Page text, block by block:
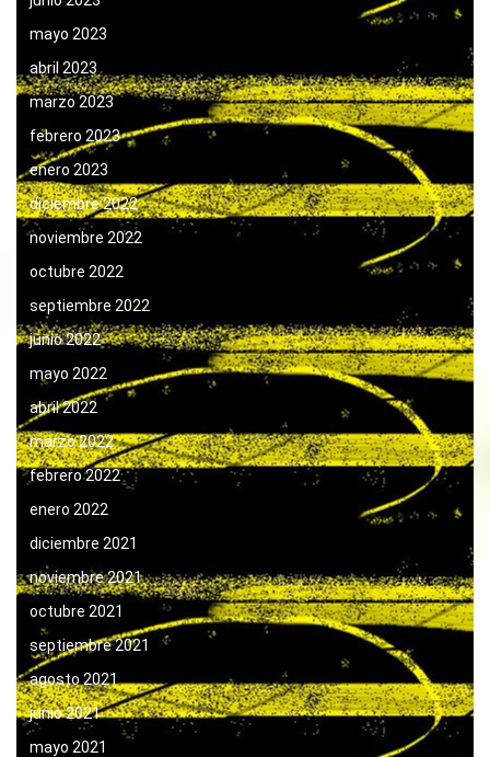
mayo 2023
abril 2023
marzo 2023
febrero 2023
enero 2023
diciembre 2022
noviembre 2022
octubre 2022
septiembre 2022
junio 2022
mayo 2022
abril 2022
marzo 2022
febrero 2022
enero 2022
diciembre 2021
noviembre 2021
octubre 2021
septiembre 2021
agosto 2021
junio 2021
mayo 2021